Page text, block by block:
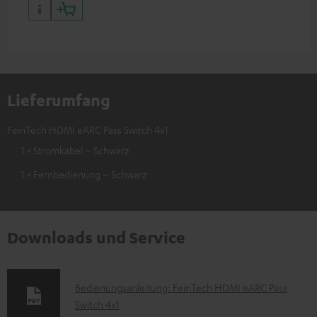
Lieferumfang
FeinTech HDMI eARC Pass Switch 4x1
1 × Stromkabel – Schwarz
1 × Fernbedienung – Schwarz
Downloads und Service
D
o
Bedienungsanleitung: FeinTech HDMI eARC Pass
Switch 4x1